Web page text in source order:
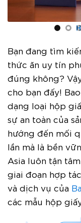
Bạn đang tìm
thức ăn uy tín
đúng không?
cho bạn đấy!
dạng loại hộp
sự an toàn của
hướng đến mối
lần mà là bền
Asia luôn tận
giai đoạn hợp
và dịch vụ của
các mẫu hộp